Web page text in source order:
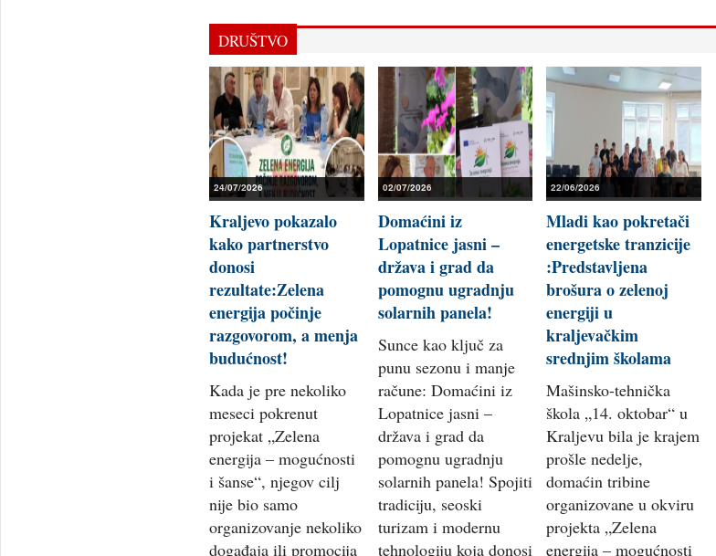
DRUŠTVO
24/07/2026
Kraljevo pokazalo
kako partnerstvo
donosi
rezultate:Zelena
energija počinje
razgovorom, a menja
budućnost!
Kada je pre nekoliko
meseci pokrenut
projekat „Zelena
energija – mogućnosti
i šanse“, njegov cilj
nije bio samo
organizovanje nekoliko
događaja ili promocija
02/07/2026
Domaćini iz
Lopatnice jasni –
država i grad da
pomognu ugradnju
solarnih panela!
Sunce kao ključ za
punu sezonu i manje
račune: Domaćini iz
Lopatnice jasni –
država i grad da
pomognu ugradnju
solarnih panela! Spojiti
tradiciju, seoski
turizam i modernu
tehnologiju koja donosi
22/06/2026
Mladi kao pokretači
energetske tranzicije
:Predstavljena
brošura o zelenoj
energiji u
kraljevačkim
srednjim školama
Mašinsko-tehnička
škola „14. oktobar“ u
Kraljevu bila je krajem
prošle nedelje,
domaćin tribine
organizovane u okviru
projekta „Zelena
energija – mogućnosti